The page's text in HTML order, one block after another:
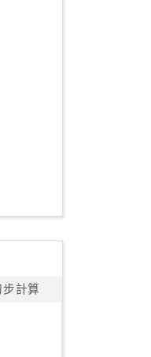
步計算